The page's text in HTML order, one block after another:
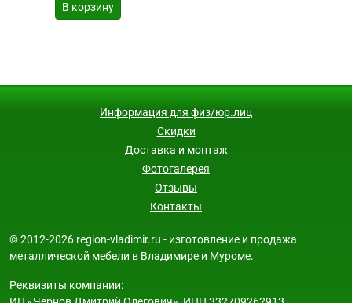
В корзину
Информация для физ/юр.лиц
Скидки
Доставка и монтаж
Фотогалерея
Отзывы
Контакты
© 2012-2026 region-vladimir.ru - изготовление и продажа
металлической мебели в Владимире и Муроме.
Реквизиты компании: